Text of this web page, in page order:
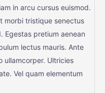
in arcu cursus euismod.
morbi tristique senectus
Egestas pretium aenean
lectus mauris. Ante
ullamcorper. Ultricies
Vel quam elementum